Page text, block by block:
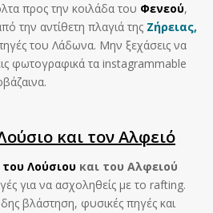
προς την κοιλάδα του Φενεού,
την αντίθετη πλαγιά της Ζήρειας,
του Λάδωνα. Μην ξεχάσεις να
φωτογραφικά τα instagrammable
και τον Αλφειό
Λούσιου και του Αλφειού
για να ασχοληθείς με το rafting.
βλάστηση, φυσικές πηγές και